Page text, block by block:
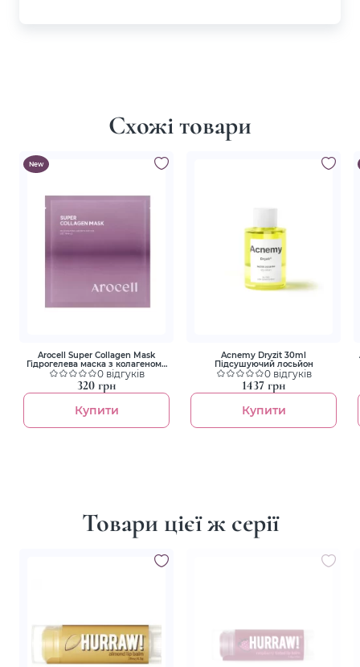
Схожі товари
New
Arocell Super Collagen Mask
Гідрогелева маска з колагеном і
пептидами для ліфтингу та
зволоження
0 відгуків
320 грн
Купити
Acnemy Dryzit 30ml
Підсушуючий лосьйон
0 відгуків
1437 грн
Купити
Товари цієї ж серії